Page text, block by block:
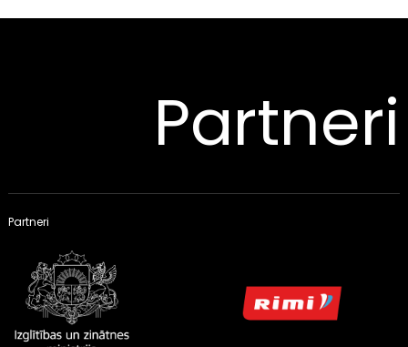
Partneri
Partneri